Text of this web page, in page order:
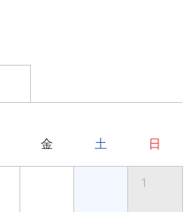
金 土 日
1